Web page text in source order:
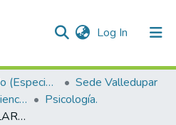
Log In (current)
Trabajos de Grado (Especializaciones y Pregrados)
Sede Valledupar
Facultad de Derecho, Ciencias Políticas y Sociales.
Psicología.
CONVIVENCIA ESCOLAR Y RENDIMIENTO ACADÉMICO DE LOS ESTUDIANTES DEL GRADO OCTAVO-INSTITUCIÓN EDUCATIVA JOAQUÍN OCHOA MAESTRE DE VALLEDUPAR, 2019